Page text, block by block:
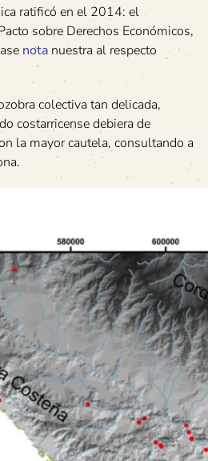
ratificó en el 2014: el
sobre Derechos Económicos,
nota nuestra al respecto
colectiva tan delicada,
costarricense debiera de
la mayor cautela, consultando a